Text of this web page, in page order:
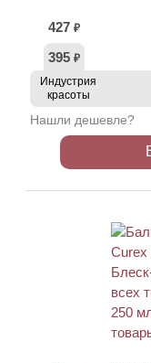
427 ₽
395 ₽
Индустрия
красоты
Нашли дешевле?